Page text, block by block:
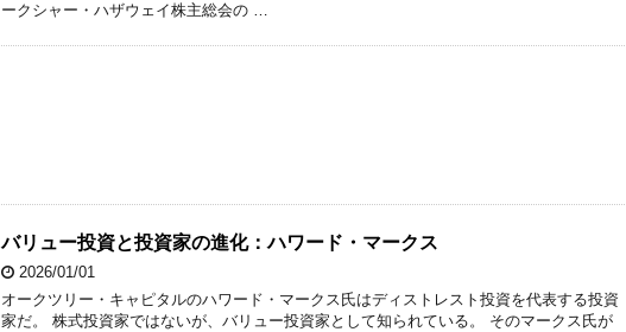
ークシャー・ハザウェイ株主総会の …
バリュー投資と投資家の進化：ハワード・マークス
2026/01/01
オークツリー・キャピタルのハワード・マークス氏はディストレスト投資を代表する投資
家だ。 株式投資家ではないが、バリュー投資家として知られている。 そのマークス氏が